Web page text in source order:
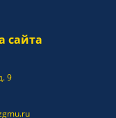
сайта
9